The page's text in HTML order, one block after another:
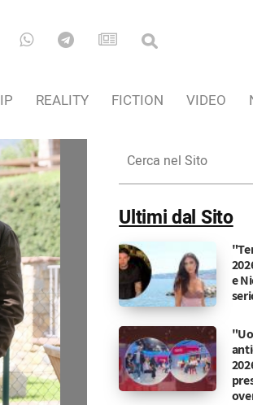
REALITY FICTION VIDEO
nel
Sito
Ultimi dal Sito
e